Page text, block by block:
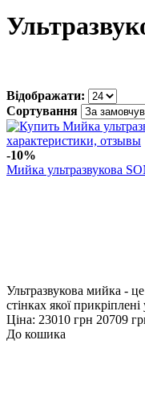
Відображати:
Сортування
-10%
Мийка ультразвукова
Ультразвукова мийка -
стінках якої прикріплені
Ціна: 23010 грн 20709
До кошика